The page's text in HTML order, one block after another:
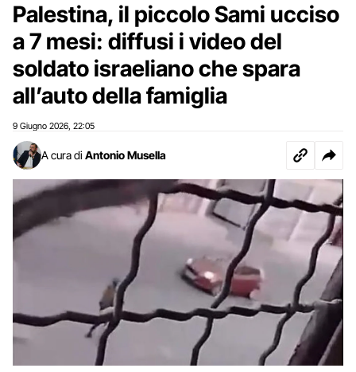
Palestina, il piccolo Sami ucciso
a 7 mesi: diffusi i video del
soldato israeliano che spara
all’auto della famiglia
9 Giugno 2026 22:05
A cura di Antonio Musella